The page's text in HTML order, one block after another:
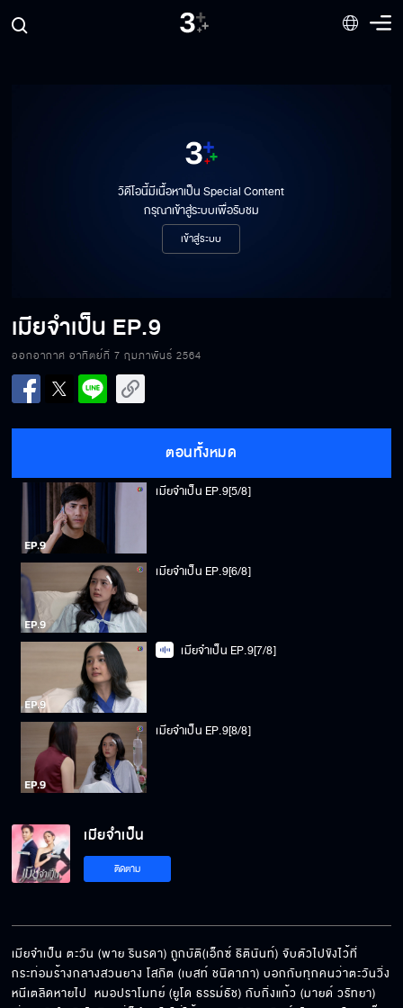
วิดีโอนี้มีเนื้อหาเป็น Special Content
กรุณาเข้าสู่ระบบเพื่อรับชม
เข้าสู่ระบบ
เมียจำเป็น EP.9
ออกอากาศ อาทิตย์ที่ 7 กุมภาพันธ์ 2564
ตอนทั้งหมด
เมียจำเป็น EP.9[2/8]
เมียจำเป็น EP.9[3/8]
เมียจำเป็น EP.9[5/8]
เมียจำเป็น EP.9[6/8]
เมียจำเป็น EP.9[7/8]
เมียจำเป็น EP.9[8/8]
เมียจำเป็น
ติดตาม
เมียจำเป็น ตะวัน (พาย รินรดา) ถูกบัติ(เอ็กซ์ ธิตินันท์) จับตัวไปขังไว้ที่
กระท่อมร้างกลางสวนยาง โสภิต (เบสท์ ชนิดาภา) บอกกับทุกคนว่าตะวันวิ่ง
หนีเตลิดหายไป  หมอปราโมทย์ (ยูโด ธรรม์ธัช) กับกิ่งแก้ว (มายด์ วรัทยา)